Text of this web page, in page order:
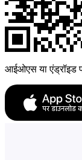
आईओएस या एंड्रॉइड